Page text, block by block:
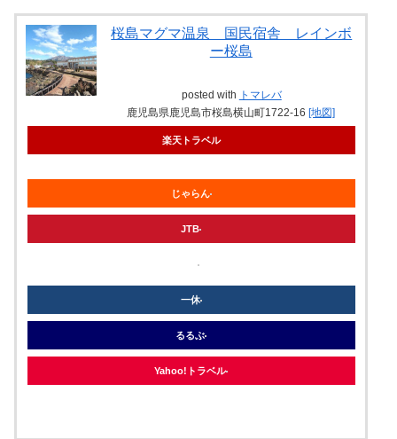
桜島マグマ温泉 国民宿舎 レインボ
ー桜島
posted with トマレバ
鹿児島県鹿児島市桜島横山町1722-16[地図]
楽天トラベル
じゃらん
JTB
knt
一休
るるぶ
Yahoo!トラベル